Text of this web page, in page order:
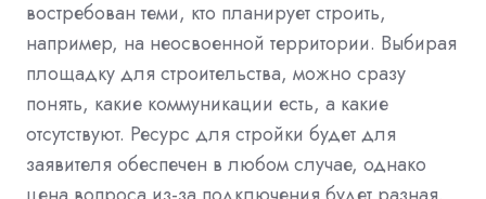
востребован теми, кто планирует строить,
например, на неосвоенной территории. Выбирая
площадку для строительства, можно сразу
понять, какие коммуникации есть, а какие
отсутствуют. Ресурс для стройки будет для
заявителя обеспечен в любом случае, однако